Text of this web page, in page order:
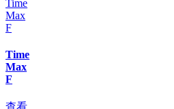
Time
Max
F
查看